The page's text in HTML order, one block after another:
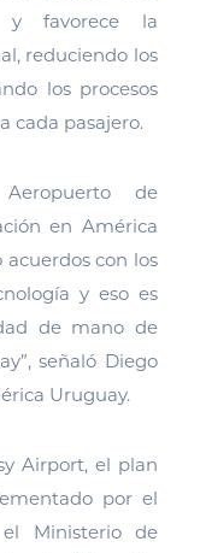
favorece la
reduciendo los
los procesos
cada pasajero.
de
en América
con los
y eso es
de mano de
señaló Diego
Uruguay.
Airport, el plan
por el
Ministerio de